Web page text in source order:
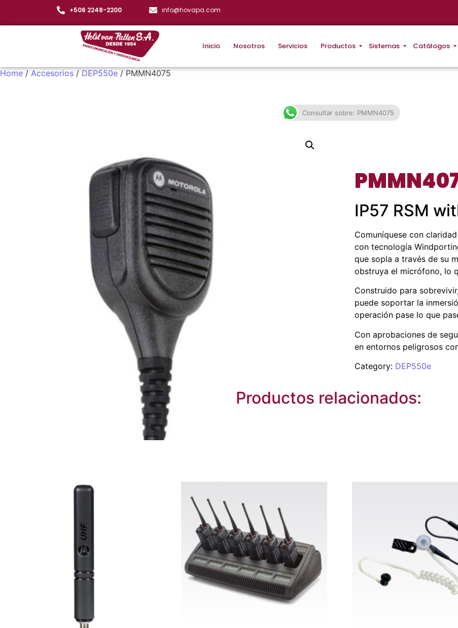
+506 2248-2200 info@hovapa.com
Inicio Nosotros Servicios Productos Sistemas Catálogos
Home/Accesorios/DEP550e/ PMMN4075
Consultar sobre: PMMN4075
IP57 RSM
Comuníquese con
con tecnología
que sopla a través de su
obstruya el micrófono, lo
Construido para
puede soportar la
operación pase lo que
Con aprobaciones de
en entornos peligrosos
Category: DEP550e
Productos relacionados: